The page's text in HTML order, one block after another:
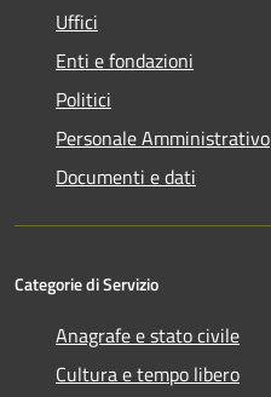
Uffici
Enti e fondazioni
Politici
Personale Amministrativo
Documenti e dati
Categorie di Servizio
Anagrafe e stato civile
Cultura e tempo libero